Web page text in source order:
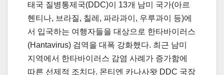
태국 질병통제국(DDC)이 13개 남미 국가(아르
헨티나, 브라질, 칠레, 파라과이, 우루과이 등)에
서 입국하는 여행자들을 대상으로 한타바이러스
(Hantavirus) 검역을 대폭 강화했다. 최근 남미
지역에서 한타바이러스 감염 사례가 증가함에
따른 선제적 조치다. 몬티엔 카나사왓 DDC 국장